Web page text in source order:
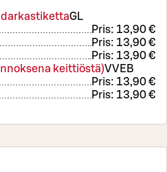
GL
Pris: 13,90 €
Pris: 13,90 €
Pris: 13,90 €
keittiöstä)VVEB
Pris: 13,90 €
Pris: 13,90 €